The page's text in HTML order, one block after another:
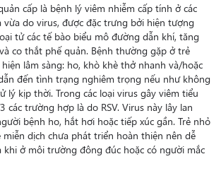
cấp là bệnh lý viêm nhiễm cấp tính ở các
vừa do virus, được đặc trưng bởi hiện tượng
tử các tế bào biểu mô đường dẫn khí, tăng
co thắt phế quản. Bệnh thường gặp ở trẻ
lâm sàng: ho, khò khè thở nhanh và/hoặc
đến tình trạng nghiêm trọng nếu như không
lý kịp thời. Trong các loại virus gây viêm tiểu
các trường hợp là do RSV. Virus này lây lan
bệnh ho, hắt hơi hoặc tiếp xúc gần. Trẻ nhỏ
dịch chưa phát triển hoàn thiện nên dễ
khi ở môi trường đông đúc hoặc có người mắc